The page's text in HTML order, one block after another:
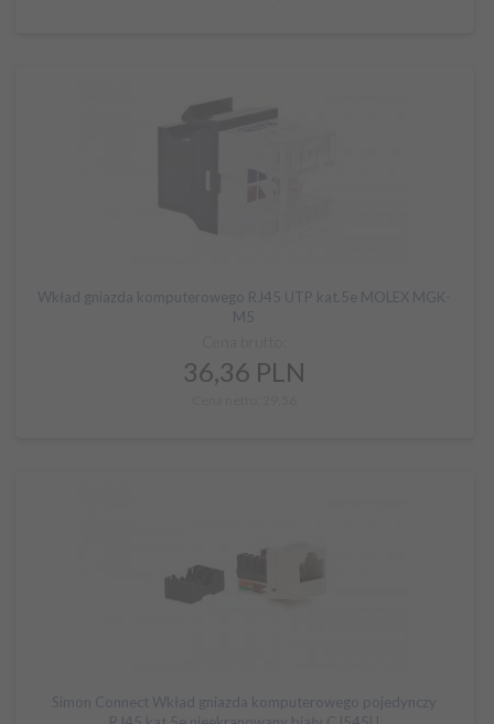
Wkład gniazda komputerowego RJ45 UTP kat.5e MOLEX MGK-
M5
36,36 PLN
Simon Connect Wkład gniazda komputerowego pojedynczy